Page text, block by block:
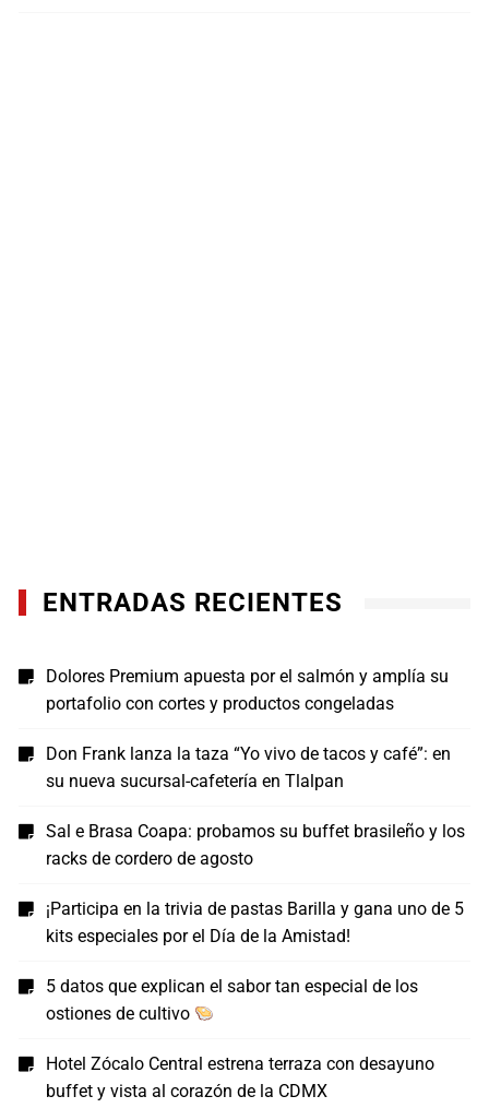
ENTRADAS RECIENTES
Dolores Premium apuesta por el salmón y amplía su
portafolio con cortes y productos congeladas
Don Frank lanza la taza “Yo vivo de tacos y café”: en
su nueva sucursal-cafetería en Tlalpan
Sal e Brasa Coapa: probamos su buffet brasileño y los
racks de cordero de agosto
¡Participa en la trivia de pastas Barilla y gana uno de 5
kits especiales por el Día de la Amistad!
5 datos que explican el sabor tan especial de los
ostiones de cultivo
Hotel Zócalo Central estrena terraza con desayuno
buffet y vista al corazón de la CDMX